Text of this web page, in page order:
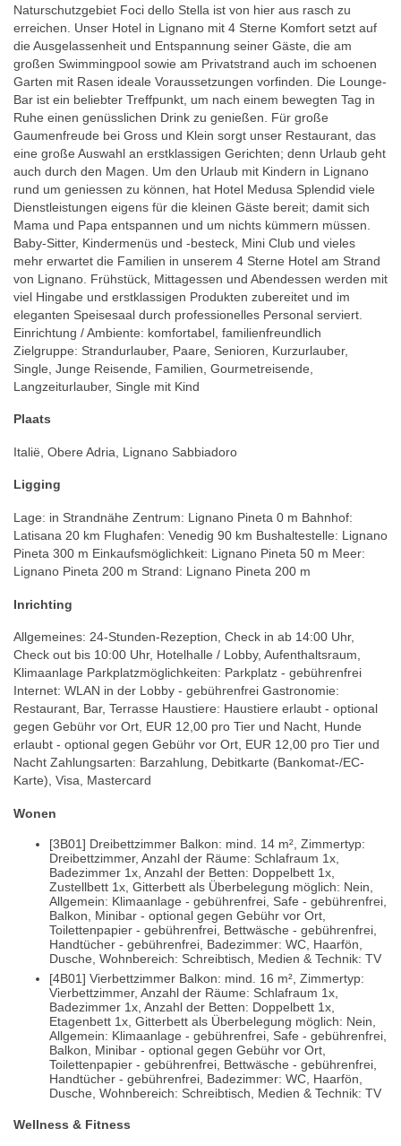
Naturschutzgebiet Foci dello Stella ist von hier aus rasch zu
erreichen. Unser Hotel in Lignano mit 4 Sterne Komfort setzt auf
die Ausgelassenheit und Entspannung seiner Gäste, die am
großen Swimmingpool sowie am Privatstrand auch im schoenen
Garten mit Rasen ideale Voraussetzungen vorfinden. Die Lounge-
Bar ist ein beliebter Treffpunkt, um nach einem bewegten Tag in
Ruhe einen genüsslichen Drink zu genießen. Für große
Gaumenfreude bei Gross und Klein sorgt unser Restaurant, das
eine große Auswahl an erstklassigen Gerichten; denn Urlaub geht
auch durch den Magen. Um den Urlaub mit Kindern in Lignano
rund um geniessen zu können, hat Hotel Medusa Splendid viele
Dienstleistungen eigens für die kleinen Gäste bereit; damit sich
Mama und Papa entspannen und um nichts kümmern müssen.
Baby-Sitter, Kindermenüs und -besteck, Mini Club und vieles
mehr erwartet die Familien in unserem 4 Sterne Hotel am Strand
von Lignano. Frühstück, Mittagessen und Abendessen werden mit
viel Hingabe und erstklassigen Produkten zubereitet und im
eleganten Speisesaal durch professionelles Personal serviert.
Einrichtung / Ambiente: komfortabel, familienfreundlich
Zielgruppe: Strandurlauber, Paare, Senioren, Kurzurlauber,
Single, Junge Reisende, Familien, Gourmetreisende,
Langzeiturlauber, Single mit Kind
Plaats
Italië, Obere Adria, Lignano Sabbiadoro
Ligging
Lage: in Strandnähe Zentrum: Lignano Pineta 0 m Bahnhof:
Latisana 20 km Flughafen: Venedig 90 km Bushaltestelle: Lignano
Pineta 300 m Einkaufsmöglichkeit: Lignano Pineta 50 m Meer:
Lignano Pineta 200 m Strand: Lignano Pineta 200 m
Inrichting
Allgemeines: 24-Stunden-Rezeption, Check in ab 14:00 Uhr,
Check out bis 10:00 Uhr, Hotelhalle / Lobby, Aufenthaltsraum,
Klimaanlage Parkplatzmöglichkeiten: Parkplatz - gebührenfrei
Internet: WLAN in der Lobby - gebührenfrei Gastronomie:
Restaurant, Bar, Terrasse Haustiere: Haustiere erlaubt - optional
gegen Gebühr vor Ort, EUR 12,00 pro Tier und Nacht, Hunde
erlaubt - optional gegen Gebühr vor Ort, EUR 12,00 pro Tier und
Nacht Zahlungsarten: Barzahlung, Debitkarte (Bankomat-/EC-
Karte), Visa, Mastercard
Wonen
[3B01] Dreibettzimmer Balkon: mind. 14 m², Zimmertyp:
Dreibettzimmer, Anzahl der Räume: Schlafraum 1x,
Badezimmer 1x, Anzahl der Betten: Doppelbett 1x,
Zustellbett 1x, Gitterbett als Überbelegung möglich: Nein,
Allgemein: Klimaanlage - gebührenfrei, Safe - gebührenfrei,
Balkon, Minibar - optional gegen Gebühr vor Ort,
Toilettenpapier - gebührenfrei, Bettwäsche - gebührenfrei,
Handtücher - gebührenfrei, Badezimmer: WC, Haarfön,
Dusche, Wohnbereich: Schreibtisch, Medien & Technik: TV
[4B01] Vierbettzimmer Balkon: mind. 16 m², Zimmertyp:
Vierbettzimmer, Anzahl der Räume: Schlafraum 1x,
Badezimmer 1x, Anzahl der Betten: Doppelbett 1x,
Etagenbett 1x, Gitterbett als Überbelegung möglich: Nein,
Allgemein: Klimaanlage - gebührenfrei, Safe - gebührenfrei,
Balkon, Minibar - optional gegen Gebühr vor Ort,
Toilettenpapier - gebührenfrei, Bettwäsche - gebührenfrei,
Handtücher - gebührenfrei, Badezimmer: WC, Haarfön,
Dusche, Wohnbereich: Schreibtisch, Medien & Technik: TV
Wellness & Fitness